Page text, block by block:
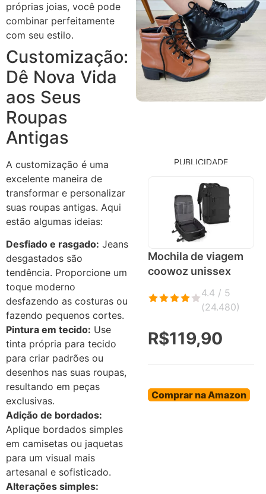
próprias joias, você pode
combinar perfeitamente
com seu estilo.
Customização:
Dê Nova Vida
aos Seus
Roupas
Antigas
A customização é uma
excelente maneira de
transformar e personalizar
suas roupas antigas. Aqui
estão algumas ideias:
Desfiado e rasgado: Jeans
desgastados são
tendência. Proporcione um
toque moderno
desfazendo as costuras ou
fazendo pequenos cortes.
Pintura em tecido: Use
tinta própria para tecido
para criar padrões ou
desenhos nas suas roupas,
resultando em peças
exclusivas.
Adição de bordados:
Aplique bordados simples
em camisetas ou jaquetas
para um visual mais
artesanal e sofisticado.
Alterações simples:
PUBLICIDADE
Mochila de viagem
coowoz unissex
4.4 / 5
(24.480)
R$119,90
Comprar na Amazon